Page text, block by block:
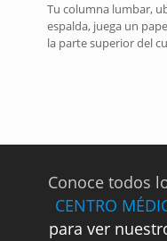
Tu columna lumbar,
espalda, juega un
la parte superior del
Conoce todos
CENTRO
para ver